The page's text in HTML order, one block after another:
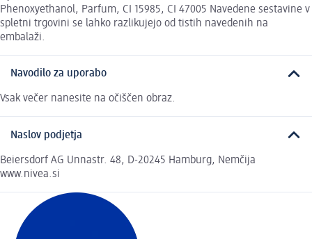
Phenoxyethanol, Parfum, CI 15985, CI 47005 Navedene sestavine v
spletni trgovini se lahko razlikujejo od tistih navedenih na
embalaži.
Navodilo za uporabo
Vsak večer nanesite na očiščen obraz.
Naslov podjetja
Beiersdorf AG Unnastr. 48, D-20245 Hamburg, Nemčija
www.nivea.si